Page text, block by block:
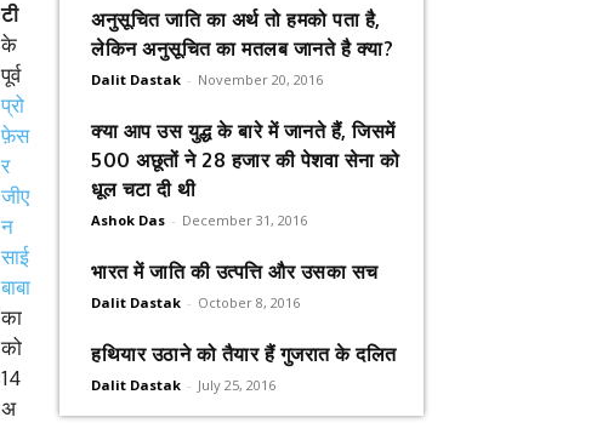
टी
के
पूर्व
प्रो
फ़ेस
र
जीए
न
साई
बाबा
का
को
14
अ
अनुसूचित जाति का अर्थ तो हमको पता है,
लेकिन अनुसूचित का मतलब जानते है क्या?
Dalit Dastak - November 20, 2016
क्या आप उस युद्ध के बारे में जानते हैं, जिसमें
500 अछूतों ने 28 हजार की पेशवा सेना को
धूल चटा दी थी
Ashok Das - December 31, 2016
भारत में जाति की उत्पत्ति और उसका सच
Dalit Dastak - October 8, 2016
हथियार उठाने को तैयार हैं गुजरात के दलित
Dalit Dastak - July 25, 2016